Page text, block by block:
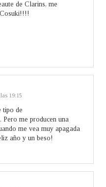
de Clarins, me
19:15
tipo de
Pero me producen una
me vea muy apagada
año y un beso!